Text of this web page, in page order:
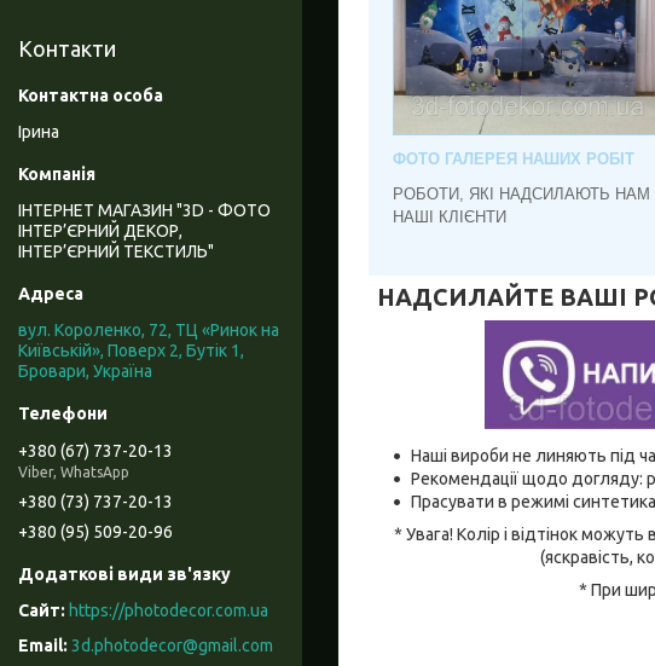
ФОТО ГАЛЕРЕЯ НАШИХ РОБІТ
РОБОТИ, ЯКІ НАДСИЛАЮТЬ НАМ
НАШІ КЛІЄНТИ
НАДСИЛАЙТЕ ВАШІ
Наші вироби не линяють під
Рекомендації щодо догляду:
Прасувати в режимі
* Увага! Колір і відтінок
(яскравість,
* При
Контакти
Ірина
ІНТЕРНЕТ МАГАЗИН "3D - ФОТО
ІНТЕР’ЄРНИЙ ДЕКОР,
ІНТЕР’ЄРНИЙ ТЕКСТИЛЬ"
вул. Короленко, 72, ТЦ «Ринок на
Київській», Поверх 2, Бутік 1,
Бровари, Україна
+380 (67) 737-20-13
Viber, WhatsApp
+380 (73) 737-20-13
+380 (95) 509-20-96
https://photodecor.com.ua
3d.photodecor@gmail.com